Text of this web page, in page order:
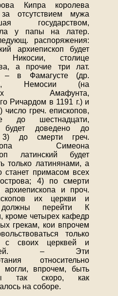
Кипра королева
отсутствием мужа
государством,
у папы на латер.
распоряжения:
архиепископ будет
столице
а прочие три лат.
– в Фамагусте (др.
Немосии (на
Амафунта,
Ричардом в 1191 г.) и
греч. епископов,
до шестнадцати,
будет доведено до
3) до смерти греч.
Симеона
латинский будет
только латинянами, а
станет примасом всех
4) по смерти
архиепископа и проч.
их церкви и
перейти К
кроме четырех кафедр
грекам, кои впрочем
только
с своих церквей и
– Эти
относительно
могли, впрочем, быть
так скоро, как
на соборе.